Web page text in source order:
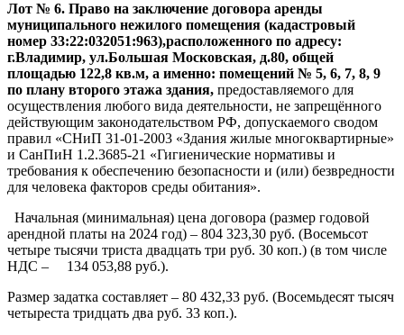
Лот № 6. Право на заключение договора аренды
муниципального нежилого помещения (кадастровый
номер 33:22:032051:963),расположенного по адресу:
г.Владимир, ул.Большая Московская, д.80, общей
площадью 122,8 кв.м, а именно: помещений № 5, 6, 7, 8, 9
по плану второго этажа здания, предоставляемого для
осуществления любого вида деятельности, не запрещённого
действующим законодательством РФ, допускаемого сводом
правил «СНиП 31-01-2003 «Здания жилые многоквартирные»
и СанПиН 1.2.3685-21 «Гигиенические нормативы и
требования к обеспечению безопасности и (или) безвредности
для человека факторов среды обитания».
Начальная (минимальная) цена договора (размер годовой
арендной платы на 2024 год) – 804 323,30 руб. (Восемьсот
четыре тысячи триста двадцать три руб. 30 коп.) (в том числе
НДС – 134 053,88 руб.).
Размер задатка составляет – 80 432,33 руб. (Восемьдесят тысяч
четыреста тридцать два руб. 33 коп.).